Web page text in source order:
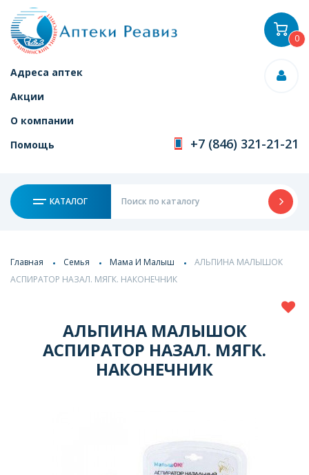
Адреса аптек
Акции
О компании
Помощь
+7 (846) 321-21-21
КАТАЛОГ
0
Главная Семья Мама И Малыш
АЛЬПИНА МАЛЫШОК
АСПИРАТОР НАЗАЛ. МЯГК. НАКОНЕЧНИК
АЛЬПИНА МАЛЫШОК
АСПИРАТОР НАЗАЛ. МЯГК.
НАКОНЕЧНИК